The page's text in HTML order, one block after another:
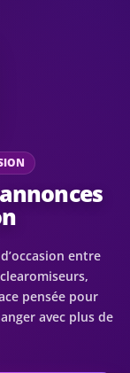
entre
pensée pour
avec plus de